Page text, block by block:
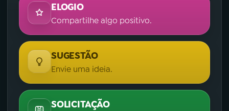
ELOGIO
Compartilhe algo positivo.
SUGESTÃO
Envie uma ideia.
SOLICITAÇÃO